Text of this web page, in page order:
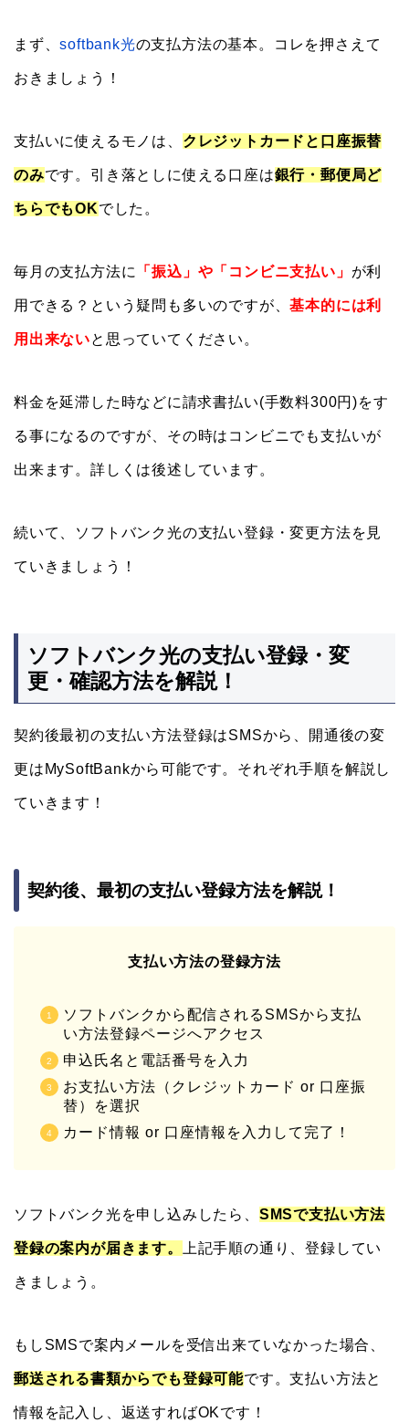
まず、softbank光の支払方法の基本。コレを押さえて
おきましょう！
支払いに使えるモノは、 クレジットカードと口座振替
のみです。引き落としに使える口座は銀行・郵便局ど
ちらでもOKでした。
毎月の支払方法に 「振込」や「コンビニ支払い」 が利
用できる？という疑問も多いのですが、基本的には利
用出来ないと思っていてください。
料金を延滞した時などに請求書払い(手数料300円)をす
る事になるのですが、その時はコンビニでも支払いが
出来ます。詳しくは後述しています。
続いて、ソフトバンク光の支払い登録・変更方法を見
ていきましょう！
ソフトバンク光の支払い登録・変
更・確認方法を解説！
契約後最初の支払い方法登録はSMSから、開通後の変
更はMySoftBankから可能です。それぞれ手順を解説し
ていきます！
契約後、最初の支払い登録方法を解説！
支払い方法の登録方法
ソフトバンクから配信されるSMSから支払
い方法登録ページへアクセス
申込氏名と電話番号を入力
お支払い方法（クレジットカード or 口座振
替）を選択
カード情報 or 口座情報を入力して完了！
ソフトバンク光を申し込みしたら、 SMSで支払い方法
登録の案内が届きます。 上記手順の通り、登録してい
きましょう。
もしSMSで案内メールを受信出来ていなかった場合、
郵送される書類からでも登録可能です。支払い方法と
情報を記入し、返送すればOKです！